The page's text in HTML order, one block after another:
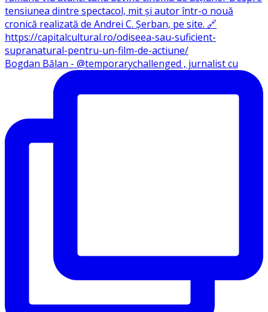
Bogdan Bălan - @temporarychallenged , jurnalist cu